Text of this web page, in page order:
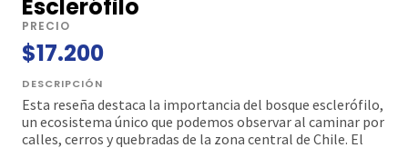
Esclerófilo
PRECIO
$17.200
DESCRIPCIÓN
Esta reseña destaca la importancia del bosque esclerófilo,
un ecosistema único que podemos observar al caminar por
calles, cerros y quebradas de la zona central de Chile. El